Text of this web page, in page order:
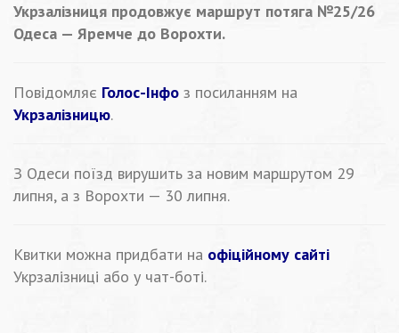
Укрзалізниця продовжує маршрут потяга №25/26
Одеса — Яремче до Ворохти.
Повідомляє Голос-Інфо з посиланням на
Укрзалізницю.
З Одеси поїзд вирушить за новим маршрутом 29
липня, а з Ворохти — 30 липня.
Квитки можна придбати на офіційному сайті
Укрзалізниці або у чат-боті.